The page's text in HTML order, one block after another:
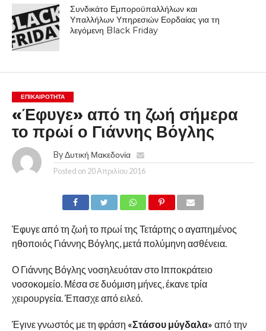
Συνδικάτο Εμποροϋπαλλήλων και
Υπαλλήλων Υπηρεσιών Εορδαίας για τη
λεγόμενη Black Friday
ΕΠΙΚΑΙΡΟΤΗΤΑ
«Έφυγε» από τη ζωή σήμερα
το πρωί ο Γιάννης Βόγλης
By Δυτική Μακεδονία
Posted on 20 Απριλίου 2016
Έφυγε από τη ζωή το πρωί της Τετάρτης ο αγαπημένος
ηθοποιός Γιάννης Βόγλης, μετά πολύμηνη ασθένεια.
Ο Γιάννης Βόγλης νοσηλευόταν στο Ιπποκράτειο
νοσοκομείο. Μέσα σε δυόμιση μήνες, έκανε τρία
χειρουργεία. Έπασχε από ειλεό.
Έγινε γνωστός με τη φράση «Στάσου μύγδαλα» από την